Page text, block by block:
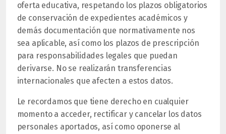
oferta educativa, respetando los plazos obligatorios
de conservación de expedientes académicos y
demás documentación que normativamente nos
sea aplicable, así como los plazos de prescripción
para responsabilidades legales que puedan
derivarse. No se realizarán transferencias
internacionales que afecten a estos datos.
Le recordamos que tiene derecho en cualquier
momento a acceder, rectificar y cancelar los datos
personales aportados, así como oponerse al